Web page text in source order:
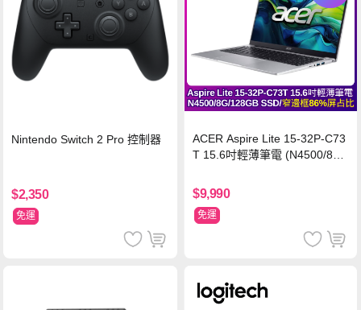
Nintendo Switch 2 Pro 控制器
$2,350
免運
ACER Aspire Lite 15-32P-C73
T 15.6吋輕薄筆電 (N4500/8G/
$9,990
免運